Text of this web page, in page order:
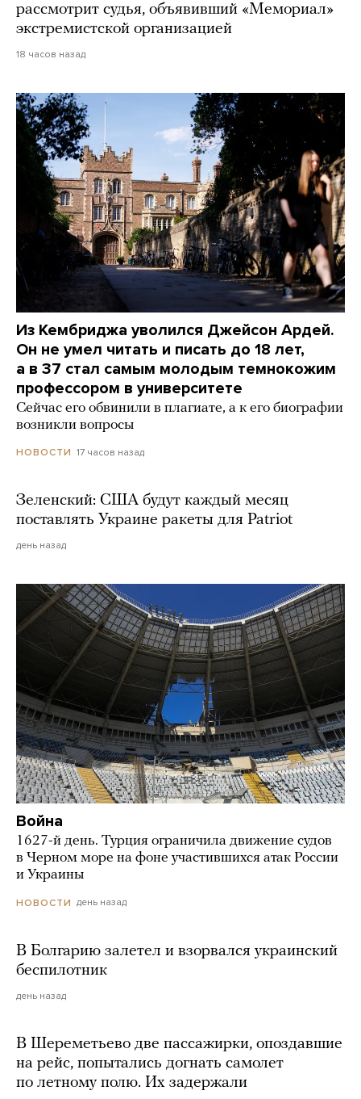
рассмотрит судья, объявивший «Мемориал»
экстремистской организацией
18 часов назад
Из Кембриджа уволился Джейсон Ардей.
Он не умел читать и писать до 18 лет,
а в 37 стал самым молодым темнокожим
профессором в университете
Сейчас его обвинили в плагиате, а к его биографии
возникли вопросы
НОВОСТИ 17 часов назад
Зеленский: США будут каждый месяц
поставлять Украине ракеты для Patriot
день назад
Война
1627-й день. Турция ограничила движение судов
в Черном море на фоне участившихся атак России
и Украины
НОВОСТИ день назад
В Болгарию залетел и взорвался украинский
беспилотник
день назад
В Шереметьево две пассажирки, опоздавшие
на рейс, попытались догнать самолет
по летному полю. Их задержали